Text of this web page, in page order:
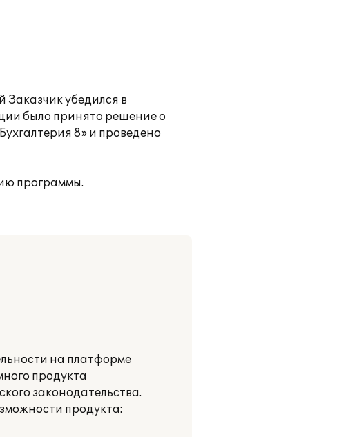
убедился в
было принято решение о
8» и проведено
программы.
на платформе
продукта
законодательства.
продукта: